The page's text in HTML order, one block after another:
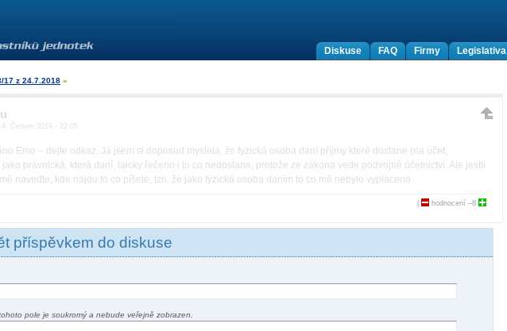
Legislativa
Firmy
FAQ
Diskuse
17 z 24.7.2018 »
Červen 2019 - 22:05
Emo – dejte odkaz. Já jsem si doposud myslela, že fyzická osoba daní příjmy které dostane (na účet,
jako právnická, která daní, laicky řečeno i to co nedostane, protože ze zákona vede podvojné účetnictví. Ale jestli
naveďte, kde najdu to co píšete, tzn. že jako fyzická osoba daním to co mě nebylo vyplaceno.
hodnocení –8
příspěvkem do diskuse
pole je soukromý a nebude veřejně zobrazen.